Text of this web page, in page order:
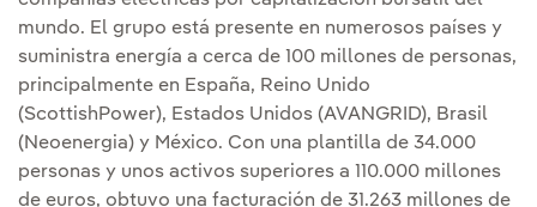
mundo. El grupo está presente en numerosos países y
suministra energía a cerca de 100 millones de personas,
principalmente en España, Reino Unido
(ScottishPower), Estados Unidos (AVANGRID), Brasil
(Neoenergia) y México. Con una plantilla de 34.000
personas y unos activos superiores a 110.000 millones
de euros, obtuvo una facturación de 31.263 millones de